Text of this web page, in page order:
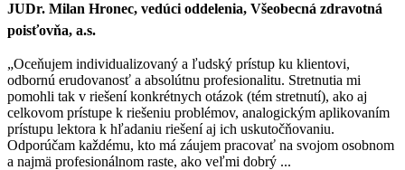
JUDr. Milan Hronec, vedúci oddelenia, Všeobecná zdravotná
poisťovňa, a.s.
„Oceňujem individualizovaný a ľudský prístup ku klientovi,
odbornú erudovanosť a absolútnu profesionalitu. Stretnutia mi
pomohli tak v riešení konkrétnych otázok (tém stretnutí), ako aj
celkovom prístupe k riešeniu problémov, analogickým aplikovaním
prístupu lektora k hľadaniu riešení aj ich uskutočňovaniu.
Odporúčam každému, kto má záujem pracovať na svojom osobnom
a najmä profesionálnom raste, ako veľmi dobrý ...